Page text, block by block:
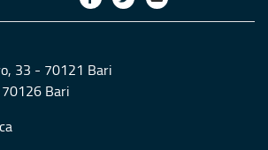
33 - 70121 Bari
Bari